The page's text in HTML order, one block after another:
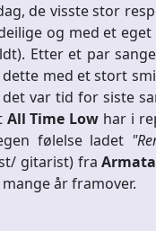
de visste stor
og med et
Etter et par
med et stort
var tid for siste
All Time Low har i
følelse ladet
gitarist) fra
år framover.